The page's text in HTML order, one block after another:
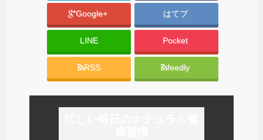
Google+ はてブ
LINE Pocket
RSS feedly